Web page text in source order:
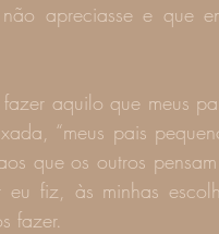
apreciasse e que
aquilo que meus
“meus pais
que os outros
fiz, às minhas
fazer.